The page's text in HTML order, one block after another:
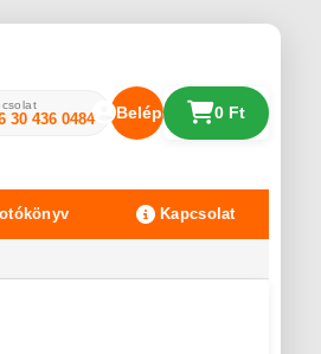
30 436 0484 Belépés 0 Ft
Kapcsolat